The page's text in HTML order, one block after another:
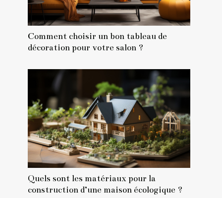
Comment choisir un bon tableau de
décoration pour votre salon ?
Quels sont les matériaux pour la
construction d’une maison écologique ?